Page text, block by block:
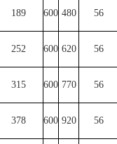
189 600 480 56
252 600 620 56
315 600 770 56
378 600 920 56